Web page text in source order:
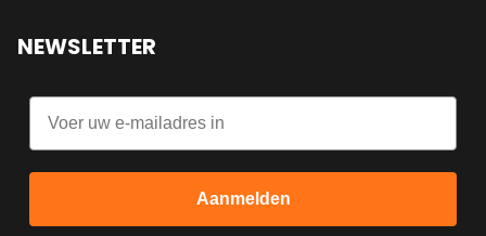
NEWSLETTER
Email
Aanmelden